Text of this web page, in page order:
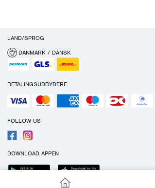
LAND/SPROG
DANMARK / DANSK
BETALINGSUDBYDERE
FOLLOW US
DOWNLOAD APPEN